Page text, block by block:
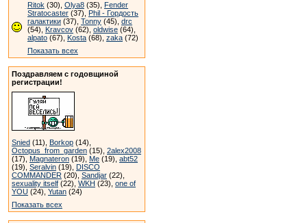
Ritok (30), Olya8 (35), Fender
Stratocaster (37), Phil - Гордость
галактики (37), Tonny (45), drc
(54), Kravcov (62), oldwise (64),
alpato (67), Kosta (68), zaka (72)
Показать всех
Поздравляем с годовщиной
регистрации!
Snied (11), Borkop (14),
Octopus_from_garden (15), 2alex2008
(17), Magnateron (19), Me (19), abt52
(19), Seralvin (19), DISCO
COMMANDER (20), Sandjar (22),
sexuality itself (22), WKH (23), one of
YOU (24), Yutan (24)
Показать всех